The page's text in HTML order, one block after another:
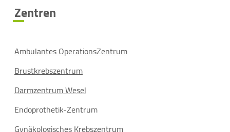
Zentren
Ambulantes OperationsZentrum
Brustkrebszentrum
Darmzentrum Wesel
Endoprothetik-Zentrum
Gynäkologisches Krebszentrum